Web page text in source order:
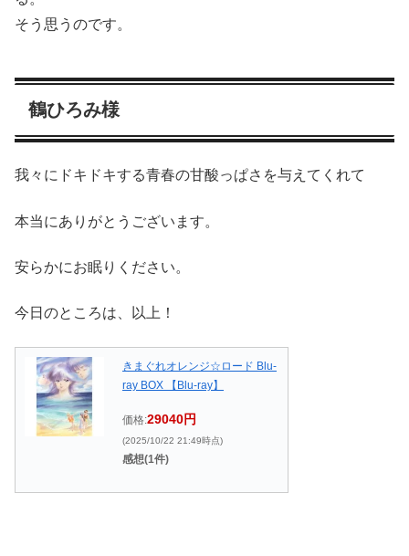
そう思うのです。
鶴ひろみ様
我々にドキドキする青春の甘酸っぱさを与えてくれて
本当にありがとうございます。
安らかにお眠りください。
今日のところは、以上！
きまぐれオレンジ☆ロード Blu-
ray BOX 【Blu-ray】
価格:29040円
(2025/10/22 21:49時点)
感想(1件)